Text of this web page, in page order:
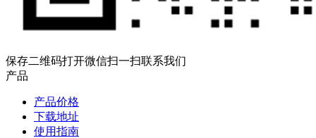
保存二维码打开微信扫一扫联系我们
产品
产品价格
下载地址
使用指南